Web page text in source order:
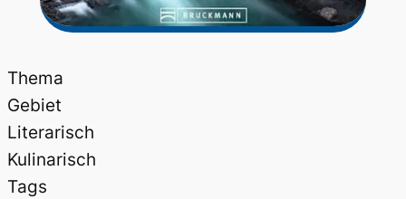
Thema
Gebiet
Literarisch
Kulinarisch
Tags